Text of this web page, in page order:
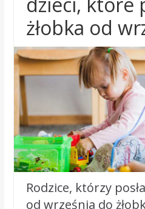
żłobka od
Rodzice, którzy
od września do